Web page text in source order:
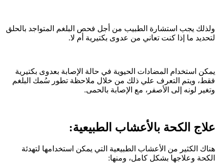
ولذلك يجب استشارة الطبيب من أجل فحص البلغم المتواجد بالحلق
لتحديد ما إذا كنت تعاني من عدوى بكتيرية أم لا.
يمكن استخدام المضادات الحيوية في حالة الإصابة بعدوى بكتيرية
فقط، ويتم التعرف علي ذلك من خلال ملاحظة تطور سُمك البلغم
وتغير لونه إلى الأصفر، مع الإصابة بالحمى.
علاج الكحة بالأعشاب الطبيعية:
هناك الكثير من الأعشاب الطبيعية التي يمكن استخدامها لتهدئة
الكحة وعلاجها بشكل كامل، ومنها: